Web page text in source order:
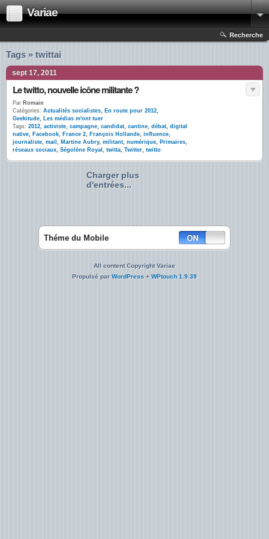
Variae
Recherche
Tags » twittai
sept 17, 2011
Le twitto, nouvelle icône militante ?
Par Romain
Catégories: Actualités socialistes, En route pour 2012,
Geekitude, Les médias m'ont tuer
Tags: 2012, activiste, campagne, candidat, cantine, débat, digital
native, Facebook, France 2, François Hollande, influence,
journaliste, mail , Martine Aubry, militant, numérique, Primaires,
réseaux sociaux, Ségolène Royal , twitta, Twitter, twitto
Charger plus
d'entrées...
Théme du Mobile
All content Copyright Variae
Propulsé parWordPress + WPtouch 1.9.39